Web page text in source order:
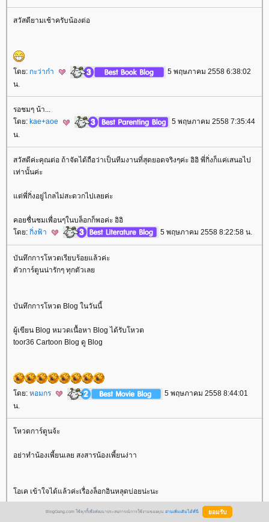
สวัสดียามเช้าครับน้องต่อ
ดย: กะว่าก๋า
5 พฤษภาคม 2558 6:38:02
น.
รอชมๆ น้า...
ดย: kae+aoe
5 พฤษภาคม 2558 7:35:44
น.
สวัสดีค่ะคุณต่อ ถ้าจัดได้ถือว่าเป็นทีมงานที่สุดยอดจริงๆค่ะ อิอิ พี่กิ่งก็แค่เสนอไป
เท่านั้นค่ะ
ต่พี่กิ่งอยู่ไกลไม่สะดวกไปเลยค่ะ
คอยชื่นชมเพื่อนๆในบล็อกก็พอค่ะ อิอิ
ดย: กิ่งฟ้า 5 พฤษภาคม 2558 8:22:58 น.
บันทึกการโหวตเรียบร้อยแล้วค่ะ
ตัวการ์ตูนน่ารักๆ ทุกตัวเล
บันทึกการโหวต Blog ในวันนี้
ผู้เขียน Blog หมวดเนื้อหา Blog ได้รับโหวต
toor36 Cartoon Blog ดู Blog
ดย: หอมกร
5 พฤษภาคม 2558 8:44:01
น.
หวตการ์ตูนจ้ะ
อย่าทำน้องเพี้ยนเลย สงสารน้องเพี้ยนง่าา
อเค เข้าใจได้แล้วค่ะเรื่องล็อกอินหลุดบ่อยน่ะนะ
ต่ก็มีบางเรื่องที่ยังอยากคุย ไม่แน่ใจว่าคุยกันไปหรือยังเรื่องขนาดภาพให้
BlogGang.com ใช้คุกกี้เพื่อพัฒนาประสบการณ์การใช้งานของคุณ อ่านเพิ่มเติมได้ที่นี่